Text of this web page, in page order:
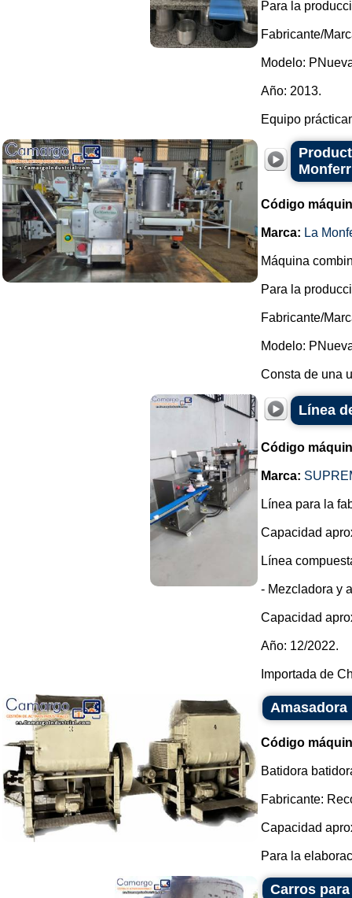
Para la
Fabricante/
Modelo:
Año: 2013.
Equipo
Código
Marca: La
Máquina
Para la
Fabricante/
Modelo:
Consta de una
Línea
Código
Marca:
Línea para la
Capacidad
Línea
- Mezcladora y
Capacidad
Año: 12/2022.
Importada de
Amasadora
Código
Batidora
Fabricante:
Capacidad
Para la
Carros